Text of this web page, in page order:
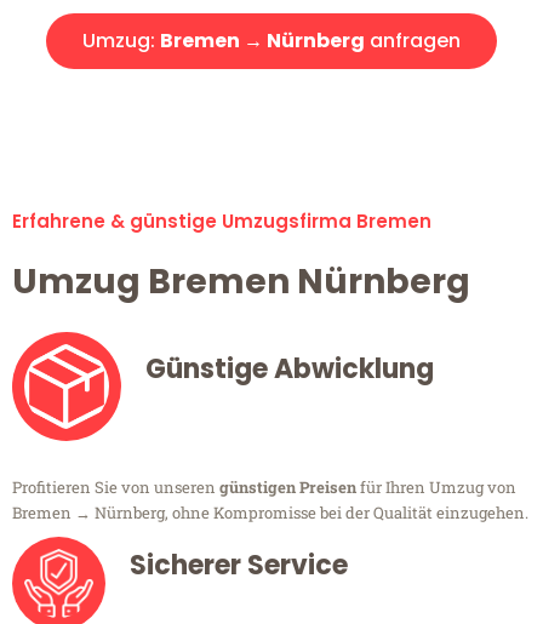
Umzug: Bremen → Nürnberg anfragen
Erfahrene & günstige Umzugsfirma Bremen
Umzug Bremen Nürnberg
Günstige Abwicklung
Profitieren Sie von unseren günstigen Preisenfür Ihren Umzug von
Bremen → Nürnberg, ohne Kompromisse bei der Qualität einzugehen.
Sicherer Service